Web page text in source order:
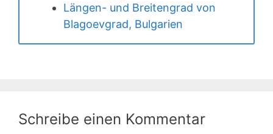
Längen- und Breitengrad von
Blagoevgrad, Bulgarien
Schreibe einen Kommentar